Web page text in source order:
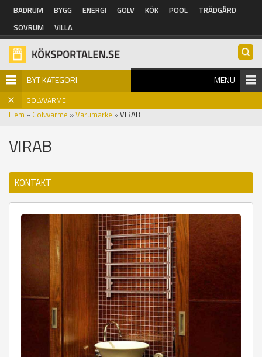
Hoppa till huvudinnehåll
BADRUM BYGG ENERGI GOLV KÖK POOL
TRÄDGÅRD
SOVRUM
VILLA
BYT KATEGORI MENU
GOLVVÄRME
Hem » Golvvärme »Varumärke » VIRAB
VIRAB
KONTAKT